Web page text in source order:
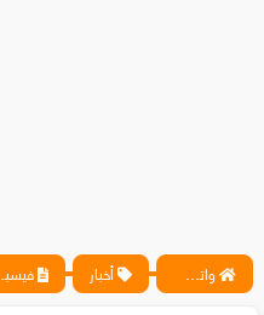
واتس آب ، فيسبوك ، أنترنت ، شروحات تقنية حصرية - المحترف أخبار فيسبوك تطلق تطبيقها الرسمي لـ ويندوز 8.1 النهائي